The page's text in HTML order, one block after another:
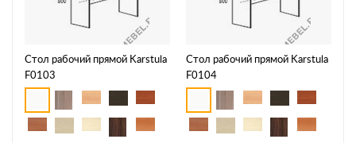
Стол рабочий прямой Karstula
F0103
Стол рабочий прямой Karstula
F0104